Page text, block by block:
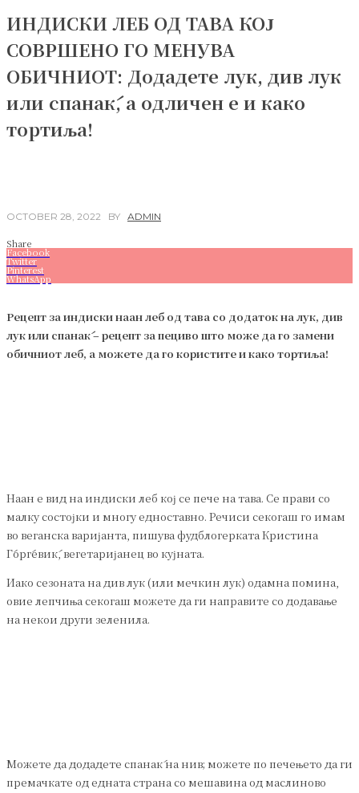
ИНДИСКИ ЛЕБ ОД ТАВА КОЈ
СОВРШЕНО ГО МЕНУВА
ОБИЧНИОТ: Додадете лук, див лук
или спанаќ, а одличен е и како
тортиља!
OCTOBER 28, 2022 BY ADMIN
Share
Facebook
Twitter
Pinterest
WhatsApp
Рецепт за индиски наан леб од тава со додаток на лук, див
лук или спанаќ – рецепт за пециво што може да го замени
обичниот леб, а можете да го користите и како тортиља!
Наан е вид на индиски леб кој се пече на тава. Се прави со
малку состојки и многу едноставно. Речиси секогаш го имам
во веганска варијанта, пишува фудблогерката Кристина
Ѓорѓевиќ, вегетаријанец во кујната.
Иако сезоната на див лук (или мечкин лук) одамна помина,
овие лепчиња секогаш можете да ги направите со додавање
на некои други зеленила.
Можете да додадете спанаќ на нив; можете по печењето да ги
премачкате од едната страна со мешавина од маслиново